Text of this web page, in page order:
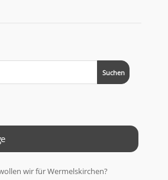
wir für Wermelskirchen?